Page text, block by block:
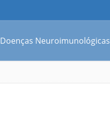
Doenças Neuroimunológicas